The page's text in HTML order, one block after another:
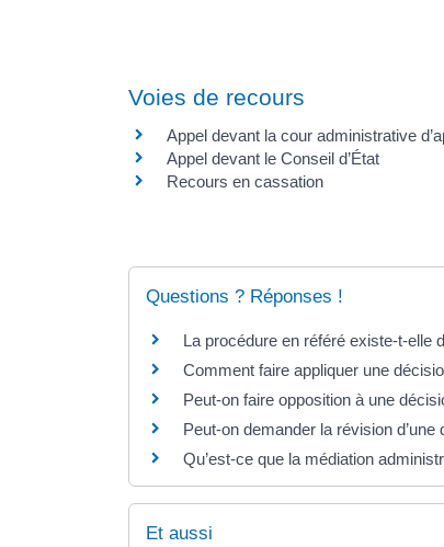
Voies de recours
Appel devant la cour administrative
Appel devant le Conseil d’État
Recours en cassation
Questions ? Réponses !
La procédure en référé existe-t-elle
Comment faire appliquer une
Peut-on faire opposition à une
Peut-on demander la révision
Qu’est-ce que la médiation
Et aussi